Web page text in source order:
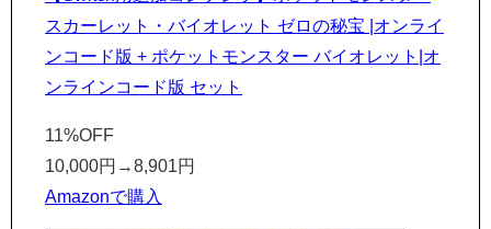
スカーレット・バイオレット ゼロの秘宝 |オンライ
ンコード版 + ポケットモンスター バイオレット|オ
ンラインコード版 セット
11%OFF
10,000円 →8,901円
Amazonで購入